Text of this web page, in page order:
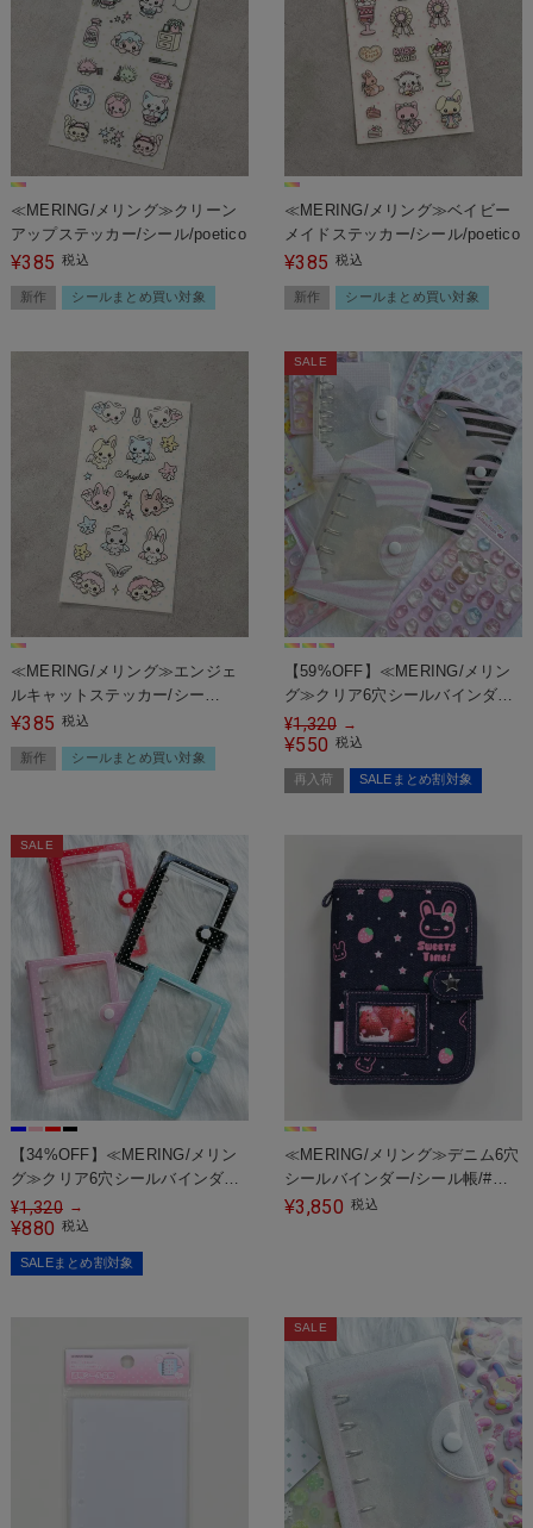
≪MERING/メリング≫クリーン
アップステッカー/シール/poetico
¥385 税込
新作 シールまとめ買い対象
≪MERING/メリング≫ベイビー
メイドステッカー/シール/poetico
¥385 税込
新作 シールまとめ買い対象
≪MERING/メリング≫エンジェ
ルキャットステッカー/シー
ル/poetico
¥385 税込
新作 シールまとめ買い対象
SALE
【59%OFF】≪MERING/メリン
グ≫クリア6穴シールバインダー/
シール帳/ギャル
¥1,320 →
¥550 税込
再入荷 SALEまとめ割対象
SALE
【34%OFF】≪MERING/メリン
グ≫クリア6穴シールバインダー/
シール帳/ドット
¥1,320 →
¥880 税込
SALEまとめ割対象
≪MERING/メリング≫デニム6穴
シールバインダー/シール帳/#平
成女児
¥3,850 税込
SALE